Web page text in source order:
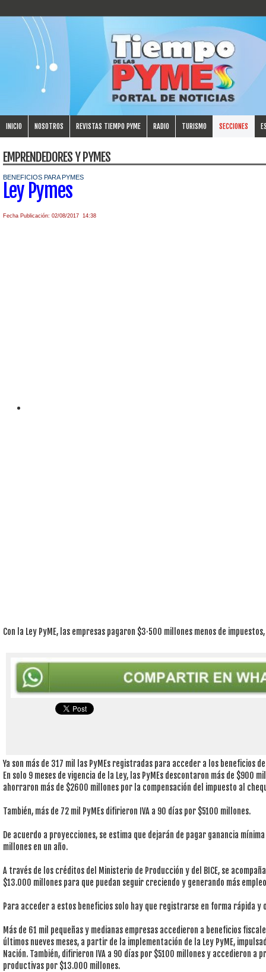
INICIO NOSOTROS REVISTAS TIEMPO PYME RADIO TURISMO SECCIONES
EMPRENDEDORES Y PYMES
BENEFICIOS PARA PYMES
Ley Pymes
Fecha Publicación: 02/08/2017 14:38
Con la Ley PyME, las empresas pagaron $3·500 millones menos de
Ya son más de 317 mil las PyMEs registradas para acceder a los beneficios de
En solo 9 meses de vigencia de la Ley, las PyMEs descontaron más de $900
ahorraron más de $2600 millones por la compensación del impuesto al
También, más de 72 mil PyMEs difirieron IVA a 90 días por $5100 millones.
De acuerdo a proyecciones, se estima que dejarán de pagar ganancia
millones en un año.
A través de los créditos del Ministerio de Producción y del BICE, se
$13.000 millones para que puedan seguir creciendo y generando más
Para acceder a estos beneficios solo hay que registrarse en forma rápida y
Más de 61 mil pequeñas y medianas empresas accedieron a beneficios
últimos nueves meses, a partir de la implementación de la Ley PyME,
Nación. También, difirieron IVA a 90 días por $5100 millones y accedieron
productivas por $13.000 millones.